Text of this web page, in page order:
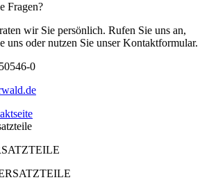
Fragen?
wir Sie persönlich. Rufen Sie uns an,
uns oder nutzen Sie unser Kontaktformular.
0